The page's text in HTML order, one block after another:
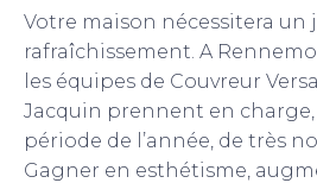
Votre maison nécessitera un
rafraîchissement. A
les équipes de Couvreur
Jacquin prennent en
période de l’année, de très
Gagner en esthétisme,